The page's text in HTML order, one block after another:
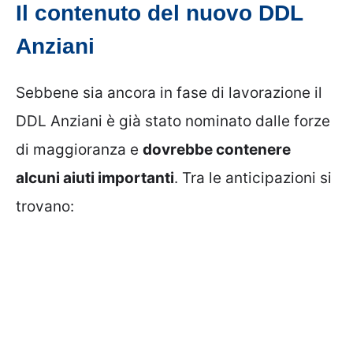
Il contenuto del nuovo DDL
Anziani
Sebbene sia ancora in fase di lavorazione il
DDL Anziani è già stato nominato dalle forze
di maggioranza e dovrebbe contenere
alcuni aiuti importanti. Tra le anticipazioni si
trovano: